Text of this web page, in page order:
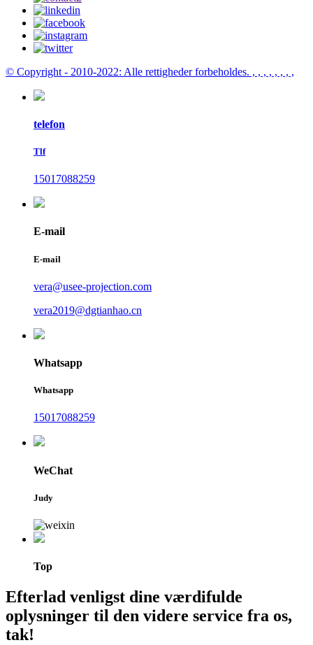
© Copyright - 2010-2022: Alle rettigheder forbeholdes. , , , , , , , ,
telefon
Tlf
15017088259
E-mail
E-mail
vera@usee-projection.com
vera2019@dgtianhao.cn
Whatsapp
Whatsapp
15017088259
WeChat
Judy
Top
Efterlad venligst dine værdifulde
oplysninger til den videre service fra os,
tak!